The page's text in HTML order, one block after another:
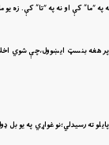
“ما” کې او نه په “تا” کې. زه
پر هغه بنسټ ايښوول،چې شوي
رسيدلي؛نو غواړي په يو بل